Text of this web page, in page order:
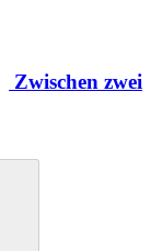
Zwischen zwei